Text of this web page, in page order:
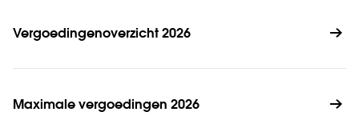
Vergoedingenoverzicht 2026
Maximale vergoedingen 2026